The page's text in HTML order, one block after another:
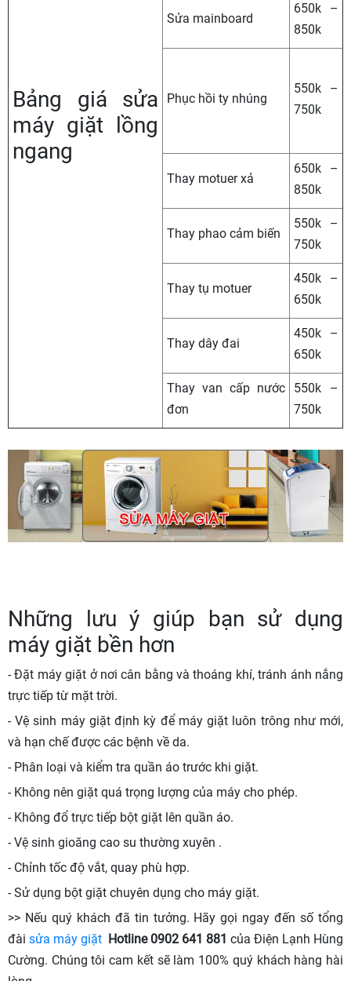
Bảng giá sửa
máy giặt lồng
ngang
Sửa mainboard
650k –
850k
Phục hồi ty nhúng
550k –
750k
Thay motuer xả
650k –
850k
Thay phao cảm biến
550k –
750k
Thay tụ motuer
450k –
650k
Thay dây đai
450k –
650k
Thay van cấp nước
đơn
550k –
750k
Những lưu ý giúp bạn sử dụng
máy giặt bền hơn
- Đặt máy giặt ở nơi cân bằng và thoáng khí, tránh ánh nắng
trực tiếp từ mặt trời.
- Vệ sinh máy giặt định kỳ để máy giặt luôn trông như mới,
và hạn chế được các bệnh về da.
- Phân loại và kiểm tra quần áo trước khi giặt.
- Không nên giặt quá trọng lượng của máy cho phép.
- Không đổ trực tiếp bột giặt lên quần áo.
- Vệ sinh gioăng cao su thường xuyên .
- Chỉnh tốc độ vắt, quay phù hợp.
- Sử dụng bột giặt chuyên dụng cho máy giặt.
>> Nếu quý khách đã tin tưởng. Hãy gọi ngay đến số tổng
đài sửa máy giặt Hotline 0902 641 881 của Điện Lạnh Hùng
Cường. Chúng tôi cam kết sẽ làm 100% quý khách hàng hài